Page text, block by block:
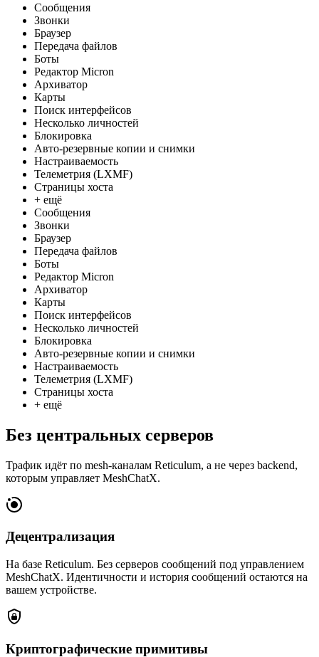
Сообщения
Звонки
Браузер
Передача файлов
Боты
Редактор Micron
Архиватор
Карты
Поиск интерфейсов
Несколько личностей
Блокировка
Авто-резервные копии и снимки
Настраиваемость
Телеметрия (LXMF)
Страницы хоста
+ ещё
Сообщения
Звонки
Браузер
Передача файлов
Боты
Редактор Micron
Архиватор
Карты
Поиск интерфейсов
Несколько личностей
Блокировка
Авто-резервные копии и снимки
Настраиваемость
Телеметрия (LXMF)
Страницы хоста
+ ещё
Без центральных серверов
Трафик идёт по mesh-каналам Reticulum, а не через backend,
которым управляет MeshChatX.
Децентрализация
На базе Reticulum. Без серверов сообщений под управлением
MeshChatX. Идентичности и история сообщений остаются на
вашем устройстве.
Криптографические примитивы